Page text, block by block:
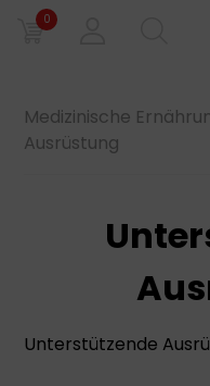
0
Medizinische
Ausrüstung
Unterstützende